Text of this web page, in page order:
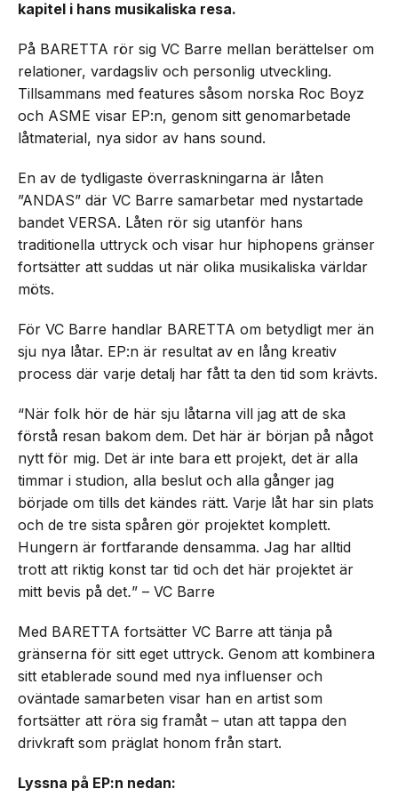
kapitel i hans musikaliska resa.
På BARETTA rör sig VC Barre mellan berättelser om
relationer, vardagsliv och personlig utveckling.
Tillsammans med features såsom norska Roc Boyz
och ASME visar EP:n, genom sitt genomarbetade
låtmaterial, nya sidor av hans sound.
En av de tydligaste överraskningarna är låten
”ANDAS” där VC Barre samarbetar med nystartade
bandet VERSA. Låten rör sig utanför hans
traditionella uttryck och visar hur hiphopens gränser
fortsätter att suddas ut när olika musikaliska världar
möts.
För VC Barre handlar BARETTA om betydligt mer än
sju nya låtar. EP:n är resultat av en lång kreativ
process där varje detalj har fått ta den tid som krävts.
“När folk hör de här sju låtarna vill jag att de ska
förstå resan bakom dem. Det här är början på något
nytt för mig. Det är inte bara ett projekt, det är alla
timmar i studion, alla beslut och alla gånger jag
började om tills det kändes rätt. Varje låt har sin plats
och de tre sista spåren gör projektet komplett.
Hungern är fortfarande densamma. Jag har alltid
trott att riktig konst tar tid och det här projektet är
mitt bevis på det.” – VC Barre
Med BARETTA fortsätter VC Barre att tänja på
gränserna för sitt eget uttryck. Genom att kombinera
sitt etablerade sound med nya influenser och
oväntade samarbeten visar han en artist som
fortsätter att röra sig framåt – utan att tappa den
drivkraft som präglat honom från start.
Lyssna på EP:n nedan: